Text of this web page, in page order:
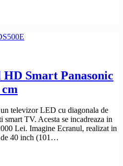
Smart Panasonic
televizor LED cu diagonala de
TV. Acesta se incadreaza in
Lei. Imagine Ecranul, realizat in
de 40 inch (101…